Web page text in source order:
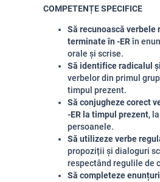
COMPETENȚE SPECIFICE
Să recunoască verbele
terminate în -ERîn
orale și scrise.
Să identifice radicalul
verbelor din primul
timpul prezent.
Să conjugheze corect
-ER la timpul prezent,
persoanele.
Să utilizeze verbe
propoziții și dialoguri
respectând regulile de
Să completeze